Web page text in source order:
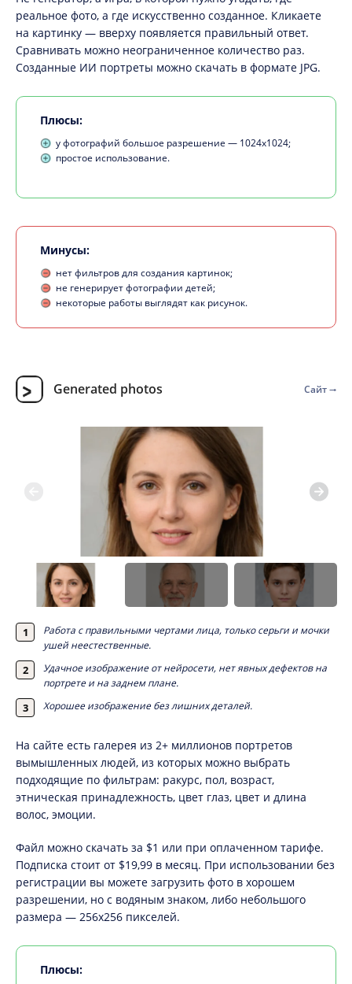
реальное фото, а где искусственно созданное. Кликаете
на картинку — вверху появляется правильный ответ.
Сравнивать можно неограниченное количество раз.
Созданные ИИ портреты можно скачать в формате JPG.
Плюсы:
у фотографий большое разрешение — 1024х1024;
простое использование.
Минусы:
нет фильтров для создания картинок;
не генерирует фотографии детей;
некоторые работы выглядят как рисунок.
Generated photos Сайт
Работа с правильными чертами лица, только серьги и мочки
ушей неестественные.
Удачное изображение от нейросети, нет явных дефектов на
портрете и на заднем плане.
Хорошее изображение без лишних деталей.
На сайте есть галерея из 2+ миллионов портретов
вымышленных людей, из которых можно выбрать
подходящие по фильтрам: ракурс, пол, возраст,
этническая принадлежность, цвет глаз, цвет и длина
волос, эмоции.
Файл можно скачать за $1 или при оплаченном тарифе.
Подписка стоит от $19,99 в месяц. При использовании без
регистрации вы можете загрузить фото в хорошем
разрешении, но с водяным знаком, либо небольшого
размера — 256х256 пикселей.
Плюсы: